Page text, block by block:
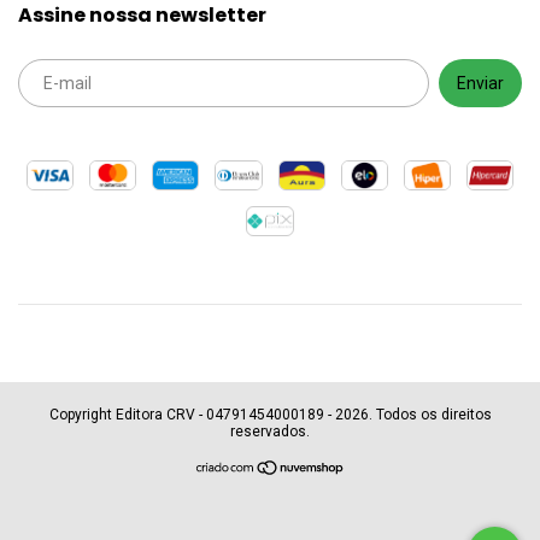
Assine nossa newsletter
Copyright Editora CRV - 04791454000189 - 2026. Todos os direitos
reservados.